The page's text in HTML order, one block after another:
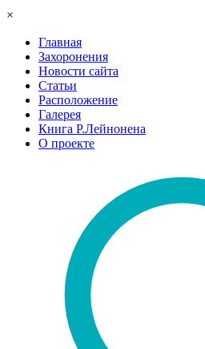
×
Главная
Захоронения
Новости сайта
Статьи
Расположение
Галерея
Книга Р.Лейнонена
О проекте